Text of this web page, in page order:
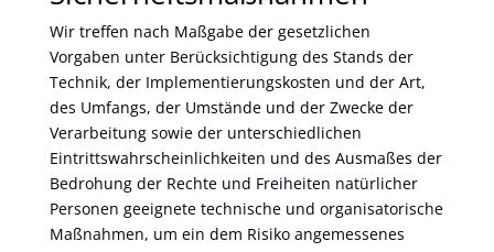
Wir treffen nach Maßgabe der gesetzlichen
Vorgaben unter Berücksichtigung des Stands der
Technik, der Implementierungskosten und der Art,
des Umfangs, der Umstände und der Zwecke der
Verarbeitung sowie der unterschiedlichen
Eintrittswahrscheinlichkeiten und des Ausmaßes der
Bedrohung der Rechte und Freiheiten natürlicher
Personen geeignete technische und organisatorische
Maßnahmen, um ein dem Risiko angemessenes